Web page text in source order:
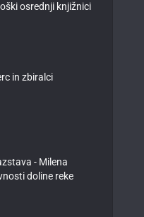
osrednji knjižnici
in zbiralci
- Milena
doline reke